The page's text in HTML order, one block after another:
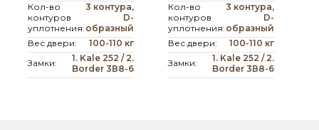
Кол-во
контуров
уплотнения:
3 контура,
D-
образный
Вес двери:
100-110 кг
Замки:
1. Kale 252 / 2.
Border 3В8-6
Кол-во
контуров
уплотнения:
3 контура,
D-
образный
Вес двери:
100-110 кг
Замки:
1. Kale 252 / 2.
Border 3В8-6